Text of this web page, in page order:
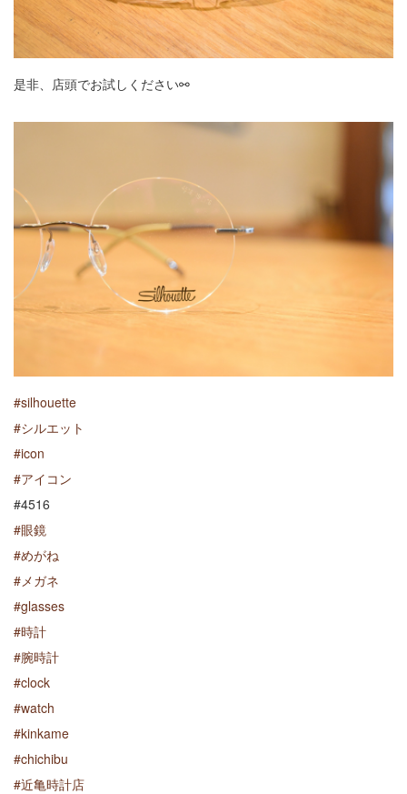
是非、店頭でお試しください⚯
#silhouette
#シルエット
#icon
#アイコン
#4516
#眼鏡
#めがね
#メガネ
#glasses
#時計
#腕時計
#clock
#watch
#kinkame
#chichibu
#近亀時計店